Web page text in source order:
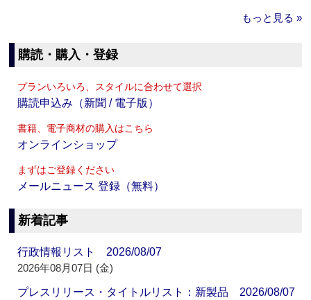
もっと見る »
購読・購入・登録
プランいろいろ、スタイルに合わせて選択
購読申込み（新聞 / 電子版）
書籍、電子商材の購入はこちら
オンラインショップ
まずはご登録ください
メールニュース 登録（無料）
新着記事
行政情報リスト 2026/08/07
2026年08月07日 (金)
プレスリリース・タイトルリスト：新製品 2026/08/07